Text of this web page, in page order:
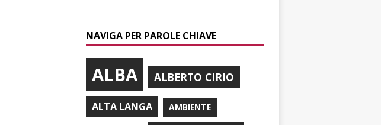
NAVIGA PER PAROLE CHIAVE
ALBA ALBERTO CIRIO
ALTA LANGA AMBIENTE